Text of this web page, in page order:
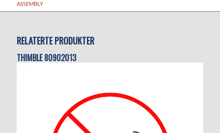
ASSEMBLY
RELATERTE PRODUKTER
THIMBLE 80902013